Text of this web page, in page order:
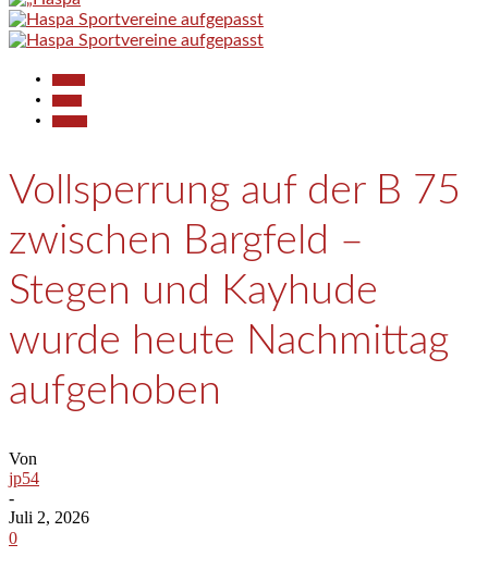
Vollsperrung auf der B 75
zwischen Bargfeld –
Stegen und Kayhude
wurde heute Nachmittag
aufgehoben
Von
jp54
-
Juli 2, 2026
0